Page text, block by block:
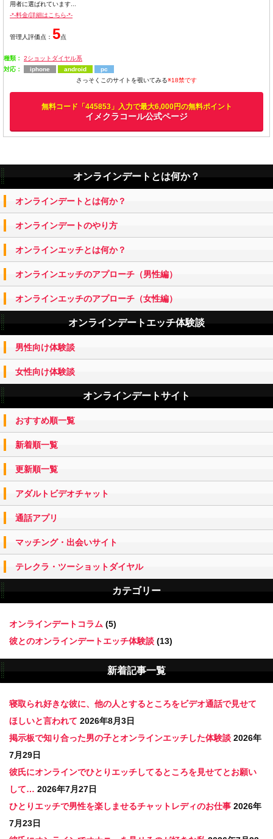
用者に選ばれています...
-*-料金/詳細はこちら-*-
管理人評価点： 5点
種類：
2ショットダイヤル系
対応：
iphone android
pc
さっそくこのサイトを覗いてみる※18禁です
無料コード「445853」入力で最大6,000円の無料ポイント
イメクラコール公式ページ
オンラインデートとは何か？
オンラインデートとは何か？
オンラインデートのやり方
オンラインエッチとは何か？
オンラインエッチのアプローチ（男性編）
オンラインエッチのアプローチ（女性編）
オンラインデートエッチ体験談
男性向け体験談
女性向け体験談
オンラインデートサイト
おすすめ順一覧
新着順一覧
更新順一覧
アダルトビデオチャット
通話アプリ
マッチング・出会いサイト
テレクラ・ツーショットダイヤル
カテゴリー
オンラインデートコラム (5)
彼とのオンラインデートエッチ体験談 (13)
新着記事一覧
寝取られ好きな彼に、他の人とするところをビデオ通話で見せて
ほしいと言われて 2026年8月3日
掲示板で知り合った男の子とオンラインエッチした体験談 2026年
7月29日
彼氏にオンラインでひとりエッチしてるところを見せてとお願い
して… 2026年7月27日
ひとりエッチで男性を楽しませるチャットレディのお仕事 2026年
7月23日